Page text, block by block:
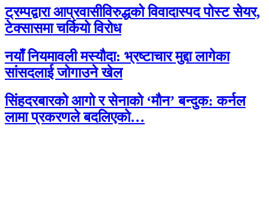
ट्रम्पद्वारा आप्रवासीविरुद्धको विवादास्पद पोस्ट सेयर,
टेक्सासमा चर्कियो विरोध
नयाँ नियमावली मस्यौदा: भ्रष्टाचार मुद्दा लागेका
सांसदलाई जोगाउने खेल
सिंहदरबारको आगो र सेनाको ‘मौन’ बन्दुक: कर्नल
लामा प्रकरणले बदलिएको…